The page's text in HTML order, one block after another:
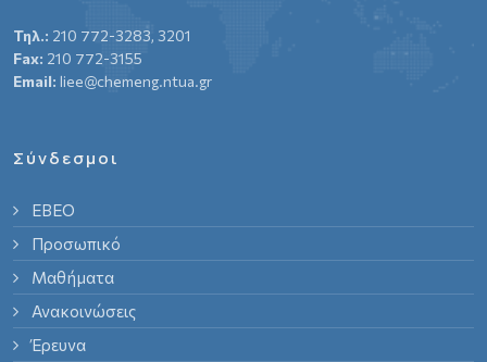
Τηλ.: 210 772-3283, 3201
Fax: 210 772-3155
Email: liee@chemeng.ntua.gr
Σύνδεσμοι
ΕΒΕΟ
Προσωπικό
Μαθήματα
Ανακοινώσεις
Έρευνα